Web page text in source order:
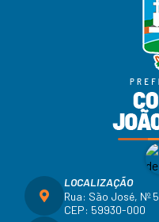
LOCALIZAÇÃO
Rua: São José, Nº 5
CEP: 59930-000